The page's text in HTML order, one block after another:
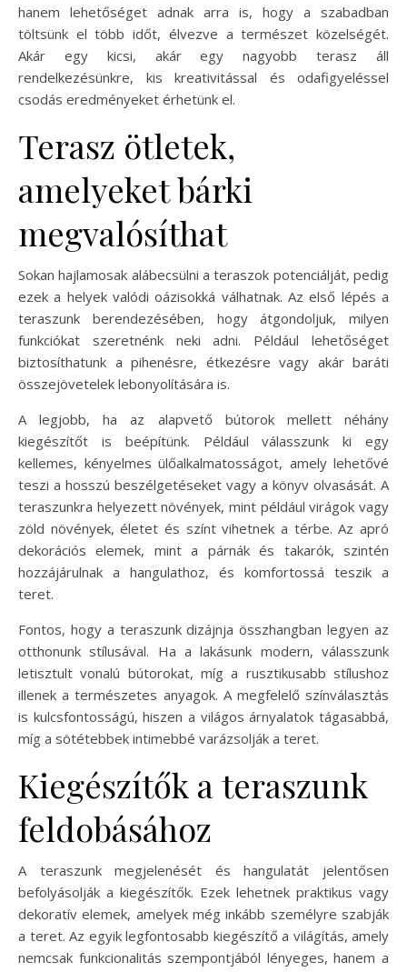
hanem lehetőséget adnak arra is, hogy a szabadban
töltsünk el több időt, élvezve a természet közelségét.
Akár egy kicsi, akár egy nagyobb terasz áll
rendelkezésünkre, kis kreativitással és odafigyeléssel
csodás eredményeket érhetünk el.
Terasz ötletek,
amelyeket bárki
megvalósíthat
Sokan hajlamosak alábecsülni a teraszok potenciálját, pedig
ezek a helyek valódi oázisokká válhatnak. Az első lépés a
teraszunk berendezésében, hogy átgondoljuk, milyen
funkciókat szeretnénk neki adni. Például lehetőséget
biztosíthatunk a pihenésre, étkezésre vagy akár baráti
összejövetelek lebonyolítására is.
A legjobb, ha az alapvető bútorok mellett néhány
kiegészítőt is beépítünk. Például válasszunk ki egy
kellemes, kényelmes ülőalkalmatosságot, amely lehetővé
teszi a hosszú beszélgetéseket vagy a könyv olvasását. A
teraszunkra helyezett növények, mint például virágok vagy
zöld növények, életet és színt vihetnek a térbe. Az apró
dekorációs elemek, mint a párnák és takarók, szintén
hozzájárulnak a hangulathoz, és komfortossá teszik a
teret.
Fontos, hogy a teraszunk dizájnja összhangban legyen az
otthonunk stílusával. Ha a lakásunk modern, válasszunk
letisztult vonalú bútorokat, míg a rusztikusabb stílushoz
illenek a természetes anyagok. A megfelelő színválasztás
is kulcsfontosságú, hiszen a világos árnyalatok tágasabbá,
míg a sötétebbek intimebbé varázsolják a teret.
Kiegészítők a teraszunk
feldobásához
A teraszunk megjelenését és hangulatát jelentősen
befolyásolják a kiegészítők. Ezek lehetnek praktikus vagy
dekoratív elemek, amelyek még inkább személyre szabják
a teret. Az egyik legfontosabb kiegészítő a világítás, amely
nemcsak funkcionalitás szempontjából lényeges, hanem a